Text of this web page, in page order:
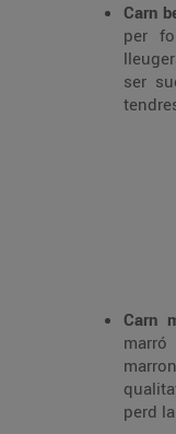
Carn
per
ser
Carn
perd